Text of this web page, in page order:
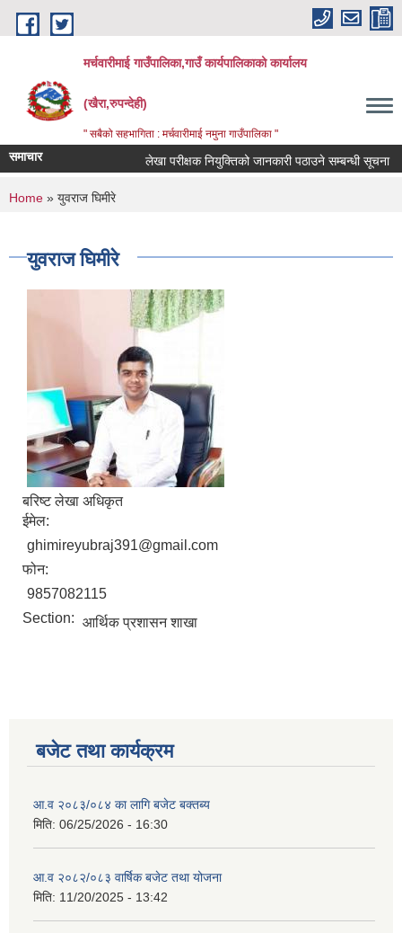
Skip to main content
मर्चवारीमाई गाउँपालिका,गाउँ कार्यपालिकाको कार्यालय
(खैरा,रुपन्देही)
" सबैको सहभागिता : मर्चवारीमाई नमुना गाउँपालिका "
समाचार लेखा परीक्षक नियुक्तिको जानकारी पठाउने सम्बन्धी सूचना
You are here
Home » युवराज घिमीरे
युवराज घिमीरे
बरिष्ट लेखा अधिकृत
ईमेल:
ghimireyubraj391@gmail.com
फोन:
9857082115
Section: आर्थिक प्रशासन शाखा
बजेट तथा कार्यक्रम
आ.व २०८३/०८४ का लागि बजेट बक्तब्य
मिति: 06/25/2026 - 16:30
आ.व २०८२/०८३ वार्षिक बजेट तथा योजना
मिति: 11/20/2025 - 13:42